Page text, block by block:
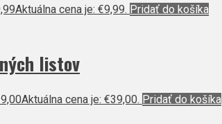
Aktuálna cena je: €9,99. Pridať do košíka
listov
Aktuálna cena je: €39,00. Pridať do košíka